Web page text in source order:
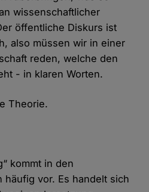
wissenschaftlicher
öffentliche Diskurs ist
also müssen wir in einer
reden, welche den
- in klaren Worten.
Theorie.
kommt in den
häufig vor. Es handelt sich